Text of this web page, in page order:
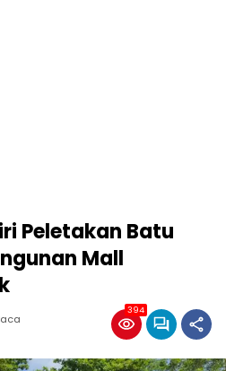
Peletakan Batu
Mall
394